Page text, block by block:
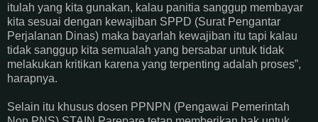
itulah yang kita gunakan, kalau panitia sanggup membayar
kita sesuai dengan kewajiban SPPD (Surat Pengantar
Perjalanan Dinas) maka bayarlah kewajiban itu tapi kalau
tidak sanggup kita semualah yang bersabar untuk tidak
melakukan kritikan karena yang terpenting adalah proses”,
harapnya.
Selain itu khusus dosen PPNPN (Pengawai Pemerintah